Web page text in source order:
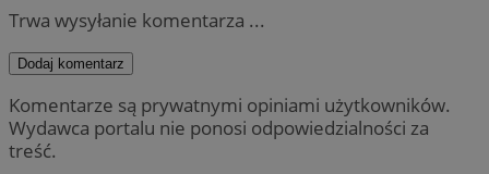
Trwa wysyłanie komentarza ...
Dodaj komentarz
Komentarze są prywatnymi opiniami użytkowników.
Wydawca portalu nie ponosi odpowiedzialności za
treść.